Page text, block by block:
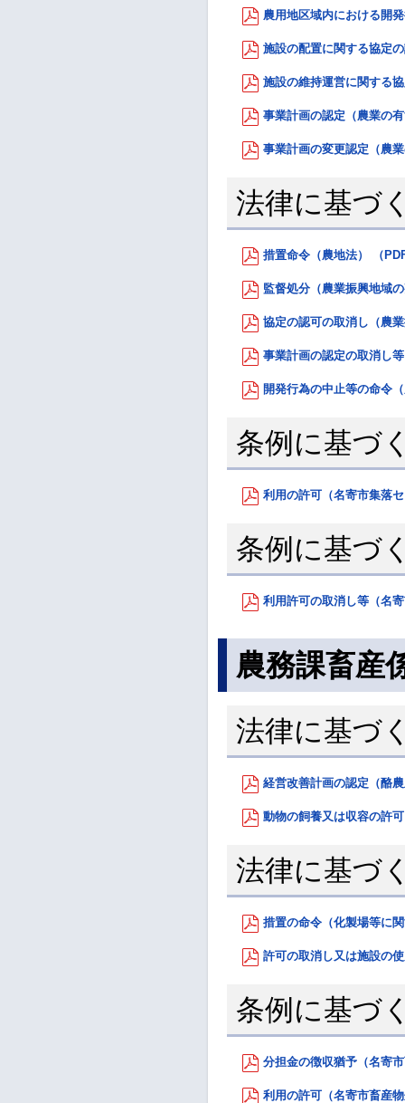
農用地区域内における開
施設の配置に関する協定
施設の維持運営に関する
事業計画の認定（農業の
事業計画の変更認定（農
法律に基づ
措置命令（農地法） （
監督処分（農業振興地域
協定の認可の取消し（農
事業計画の認定の取消し
開発行為の中止等の命令
条例に基づ
利用の許可（名寄市集落
条例に基づ
利用許可の取消し等（名
農務課畜産
法律に基づ
経営改善計画の認定（酪
動物の飼養又は収容の許
法律に基づ
措置の命令（化製場等に
許可の取消し又は施設の
条例に基づ
分担金の徴収猶予（名寄
利用の許可（名寄市畜産